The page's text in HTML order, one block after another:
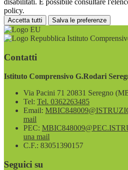
disabilitati. È possibile consultare
policy.
Accetta tutti Salva le preferenze
Istituto
Contatti
Istituto Comprensivo G.Rodari
Via Pacini 71 20831 Seregno
Tel: Tel. 0362263485
Email:
mail
PEC:
una mail
C.F.: 83051390157
Seguici su